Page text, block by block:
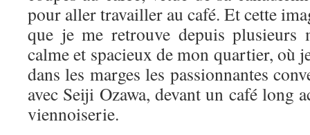
pour aller travailler au café. Et cette
que je me retrouve depuis plusieurs
calme et spacieux de mon quartier, où
dans les marges les passionnantes
avec Seiji Ozawa, devant un café long
viennoiserie.